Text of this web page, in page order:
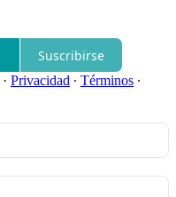
Suscribirse
· Privacidad ∙ Términos ∙